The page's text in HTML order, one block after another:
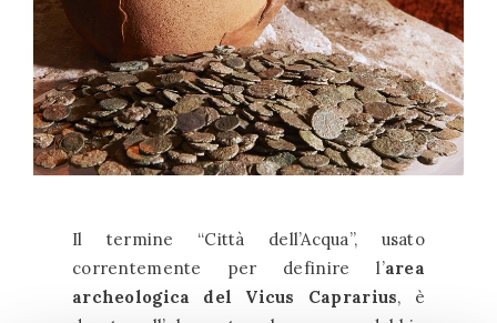
Il termine “Città dell’Acqua”, usato
correntemente per definire l’area
archeologica del Vicus Caprarius, è